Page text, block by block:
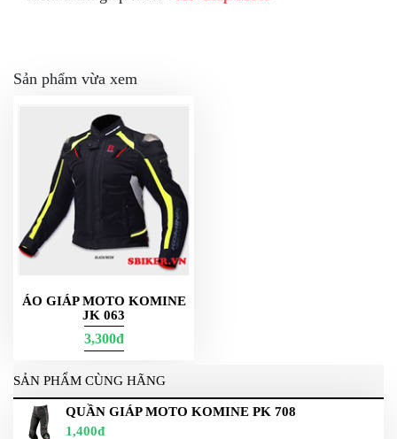
Sản phẩm vừa xem
ÁO GIÁP MOTO KOMINE
JK 063
3,300đ
SẢN PHẨM CÙNG HÃNG
QUẦN GIÁP MOTO KOMINE PK 708
1,400đ